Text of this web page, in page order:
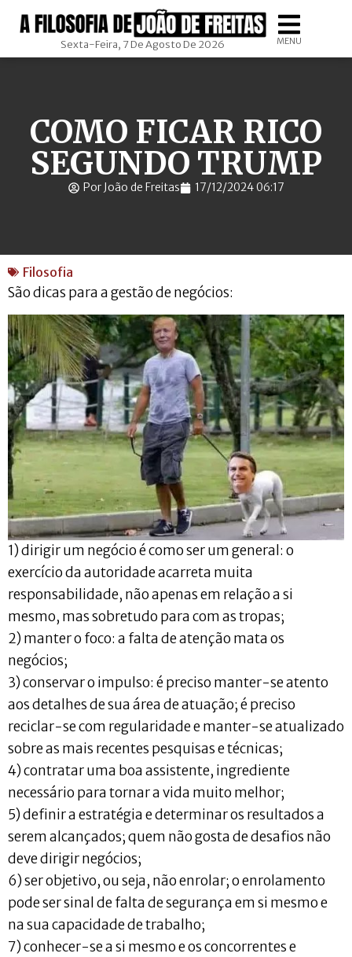
Sexta-Feira, 7 De Agosto De 2026 MENU
COMO FICAR RICO
SEGUNDO TRUMP
Por João de Freitas 17/12/2024 06:17
Filosofia
São dicas para a gestão de negócios:
1) dirigir um negócio é como ser um general: o
exercício da autoridade acarreta muita
responsabilidade, não apenas em relação a si
mesmo, mas sobretudo para com as tropas;
2) manter o foco: a falta de atenção mata os
negócios;
3) conservar o impulso: é preciso manter-se atento
aos detalhes de sua área de atuação; é preciso
reciclar-se com regularidade e manter-se atualizado
sobre as mais recentes pesquisas e técnicas;
4) contratar uma boa assistente, ingrediente
necessário para tornar a vida muito melhor;
5) definir a estratégia e determinar os resultados a
serem alcançados; quem não gosta de desafios não
deve dirigir negócios;
6) ser objetivo, ou seja, não enrolar; o enrolamento
pode ser sinal de falta de segurança em si mesmo e
na sua capacidade de trabalho;
7) conhecer-se a si mesmo e os concorrentes e